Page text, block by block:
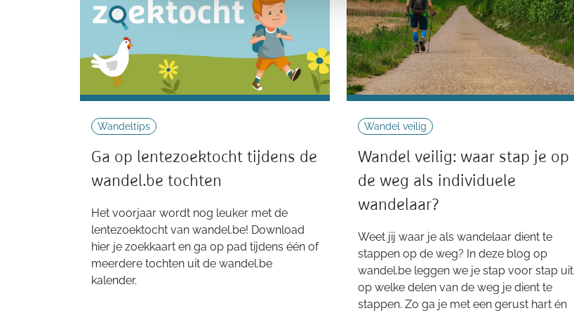
Wandeltips
Ga op lentezoektocht tijdens de
wandel.be tochten
Het voorjaar wordt nog leuker met de
lentezoektocht van wandel.be! Download
hier je zoekkaart en ga op pad tijdens één of
meerdere tochten uit de wandel.be
kalender.
Wandel veilig
Wandel veilig: waar stap je op
de weg als individuele
wandelaar?
Weet jij waar je als wandelaar dient te
stappen op de weg? In deze blog op
wandel.be leggen we je stap voor stap uit
op welke delen van de weg je dient te
stappen. Zo ga je met een gerust hart én